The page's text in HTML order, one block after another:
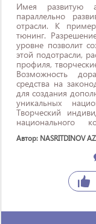
Имея развитую
параллельно
отрасли. К
тюнинг.
уровне позволит
этой подотрасли,
профиля,
Возможность
средства на
для создания
уникальных
Творческий
национального
решений,
Автор: NASRITDINOV